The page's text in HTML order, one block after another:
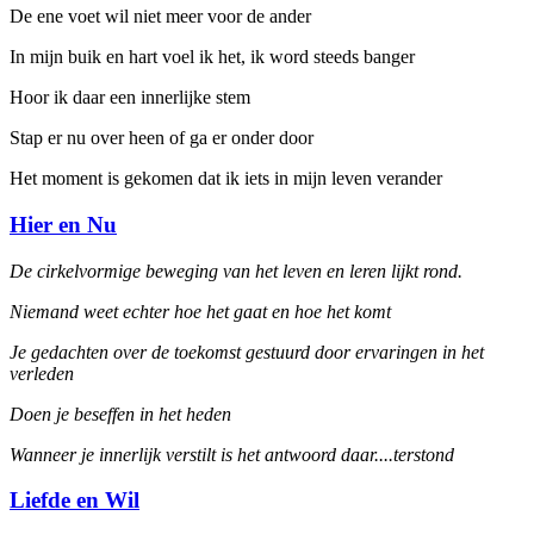
De ene voet wil niet meer voor de ander
In mijn buik en hart voel ik het, ik word steeds banger
Hoor ik daar een innerlijke stem
Stap er nu over heen of ga er onder door
Het moment is gekomen dat ik iets in mijn leven verander
Hier en Nu
De cirkelvormige beweging van het leven en leren lijkt rond.
Niemand weet echter hoe het gaat en hoe het komt
Je gedachten over de toekomst gestuurd door ervaringen in het
verleden
Doen je beseffen in het heden
Wanneer je innerlijk verstilt is het antwoord daar....terstond
Liefde en Wil